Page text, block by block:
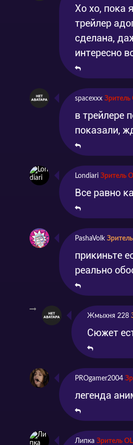
Хо хо, пока
трейлер
сделана,
интересно
spacexxx Зритель
в трейлере
показали,
Londiari Зритель
Все равно
PashaVolk Зритель
прикиньте
реально
Жмыхня 228
Сюжет
PROgamer2004
легенда
Липка Зритель